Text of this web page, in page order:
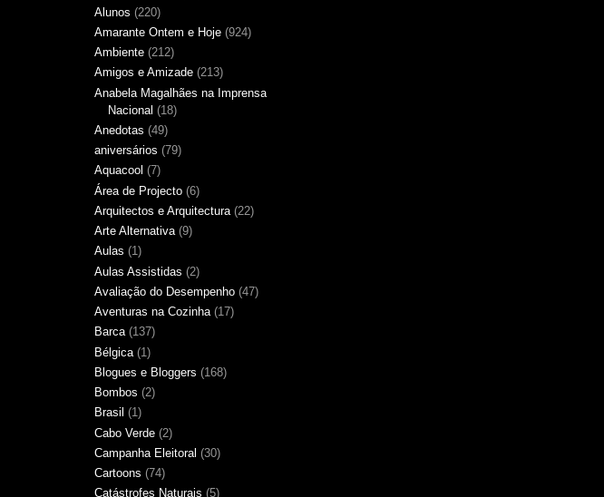
Alunos (220)
Amarante Ontem e Hoje (924)
Ambiente (212)
Amigos e Amizade (213)
Anabela Magalhães na Imprensa
Nacional (18)
Anedotas (49)
aniversários (79)
Aquacool (7)
Área de Projecto (6)
Arquitectos e Arquitectura (22)
Arte Alternativa (9)
Aulas (1)
Aulas Assistidas (2)
Avaliação do Desempenho (47)
Aventuras na Cozinha (17)
Barca (137)
Bélgica (1)
Blogues e Bloggers (168)
Bombos (2)
Brasil (1)
Cabo Verde (2)
Campanha Eleitoral (30)
Cartoons (74)
Catástrofes Naturais (5)